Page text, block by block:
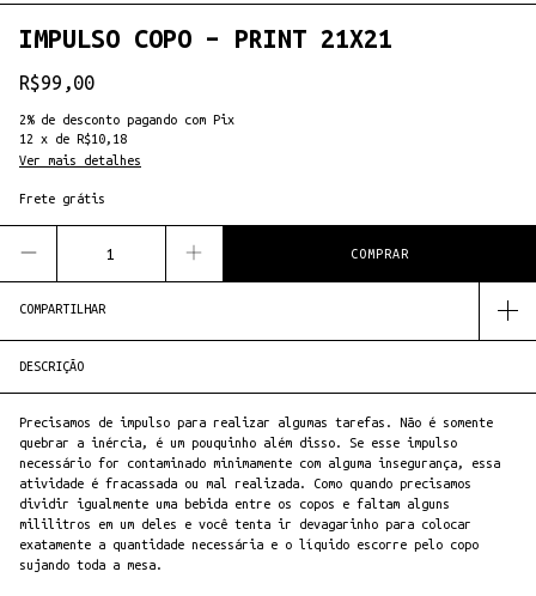
IMPULSO COPO – PRINT 21X21
R$99,00
2% de desconto pagando com Pix
12 x de R$10,18
Ver mais detalhes
Frete grátis
COMPARTILHAR
DESCRIÇÃO
Precisamos de impulso para realizar algumas tarefas. Não é somente
quebrar a inércia, é um pouquinho além disso. Se esse impulso
necessário for contaminado minimamente com alguma insegurança, essa
atividade é fracassada ou mal realizada. Como quando precisamos
dividir igualmente uma bebida entre os copos e faltam alguns
mililitros em um deles e você tenta ir devagarinho para colocar
exatamente a quantidade necessária e o líquido escorre pelo copo
sujando toda a mesa.